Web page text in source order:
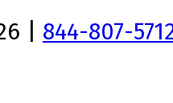
| 844-807-